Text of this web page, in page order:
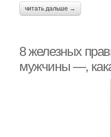
читать дальше →
8 железных
мужчины —,